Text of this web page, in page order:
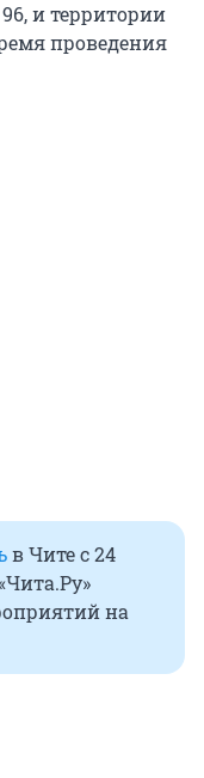
и территории
проведения
в Чите с 24
на